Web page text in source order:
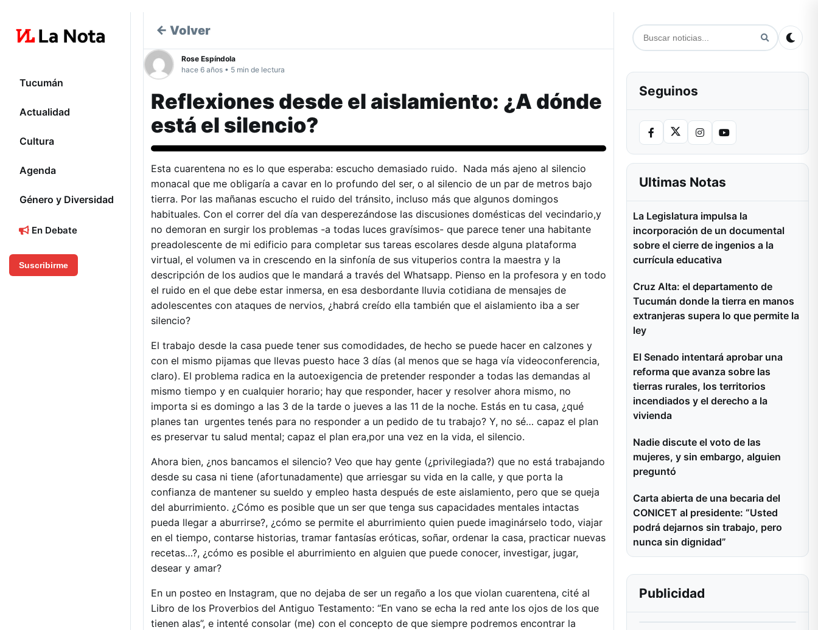
Tucumán
Actualidad
Cultura
Agenda
Género y Diversidad
En Debate
Suscribirme
← Volver
Rose Espíndola
hace 6 años • 5 min de lectura
Reflexiones desde el aislamiento: ¿A dónde
está el silencio?
Esta cuarentena no es lo que esperaba: escucho demasiado ruido. Nada más ajeno al silencio
monacal que me obligaría a cavar en lo profundo del ser, o al silencio de un par de metros bajo
tierra. Por las mañanas escucho el ruido del tránsito, incluso más que algunos domingos
habituales. Con el correr del día van desperezándose las discusiones domésticas del vecindario,y
no demoran en surgir los problemas -a todas luces gravísimos- que parece tener una habitante
preadolescente de mi edificio para completar sus tareas escolares desde alguna plataforma
virtual, el volumen va in crescendo en la sinfonía de sus vituperios contra la maestra y la
descripción de los audios que le mandará a través del Whatsapp. Pienso en la profesora y en todo
el ruido en el que debe estar inmersa, en esa desbordante lluvia cotidiana de mensajes de
adolescentes con ataques de nervios, ¿habrá creído ella también que el aislamiento iba a ser
silencio?
El trabajo desde la casa puede tener sus comodidades, de hecho se puede hacer en calzones y
con el mismo pijamas que llevas puesto hace 3 días (al menos que se haga vía videoconferencia,
claro). El problema radica en la autoexigencia de pretender responder a todas las demandas al
mismo tiempo y en cualquier horario; hay que responder, hacer y resolver ahora mismo, no
importa si es domingo a las 3 de la tarde o jueves a las 11 de la noche. Estás en tu casa, ¿qué
planes tan urgentes tenés para no responder a un pedido de tu trabajo? Y, no sé… capaz el plan
es preservar tu salud mental; capaz el plan era,por una vez en la vida, el silencio.
Ahora bien, ¿nos bancamos el silencio? Veo que hay gente (¿privilegiada?) que no está trabajando
desde su casa ni tiene (afortunadamente) que arriesgar su vida en la calle, y que porta la
confianza de mantener su sueldo y empleo hasta después de este aislamiento, pero que se queja
del aburrimiento. ¿Cómo es posible que un ser que tenga sus capacidades mentales intactas
pueda llegar a aburrirse?, ¿cómo se permite el aburrimiento quien puede imaginárselo todo, viajar
en el tiempo, contarse historias, tramar fantasías eróticas, soñar, ordenar la casa, practicar nuevas
recetas…?, ¿cómo es posible el aburrimiento en alguien que puede conocer, investigar, jugar,
desear y amar?
En un posteo en Instagram, que no dejaba de ser un regaño a los que violan cuarentena, cité al
Libro de los Proverbios del Antiguo Testamento: “En vano se echa la red ante los ojos de los que
tienen alas”, e intenté consolar (me) con el concepto de que siempre podremos encontrar la
Seguinos
Ultimas Notas
La Legislatura impulsa la
incorporación de un documental
sobre el cierre de ingenios a la
currícula educativa
Cruz Alta: el departamento de
Tucumán donde la tierra en manos
extranjeras supera lo que permite la
ley
El Senado intentará aprobar una
reforma que avanza sobre las
tierras rurales, los territorios
incendiados y el derecho a la
vivienda
Nadie discute el voto de las
mujeres, y sin embargo, alguien
preguntó
Carta abierta de una becaria del
CONICET al presidente: “Usted
podrá dejarnos sin trabajo, pero
nunca sin dignidad”
Publicidad